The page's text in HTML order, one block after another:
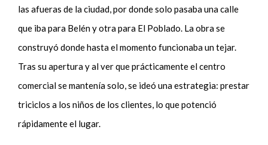
las afueras de la ciudad, por donde solo pasaba una calle
que iba para Belén y otra para El Poblado. La obra se
construyó donde hasta el momento funcionaba un tejar.
Tras su apertura y al ver que prácticamente el centro
comercial se mantenía solo, se ideó una estrategia: prestar
triciclos a los niños de los clientes, lo que potenció
rápidamente el lugar.